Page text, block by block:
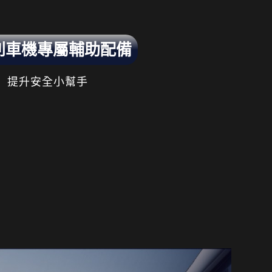
車機專屬輔助配備
提升安全小幫手